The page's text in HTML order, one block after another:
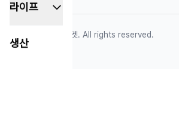
라이프
생산
어이사마켓. All rights reserved.